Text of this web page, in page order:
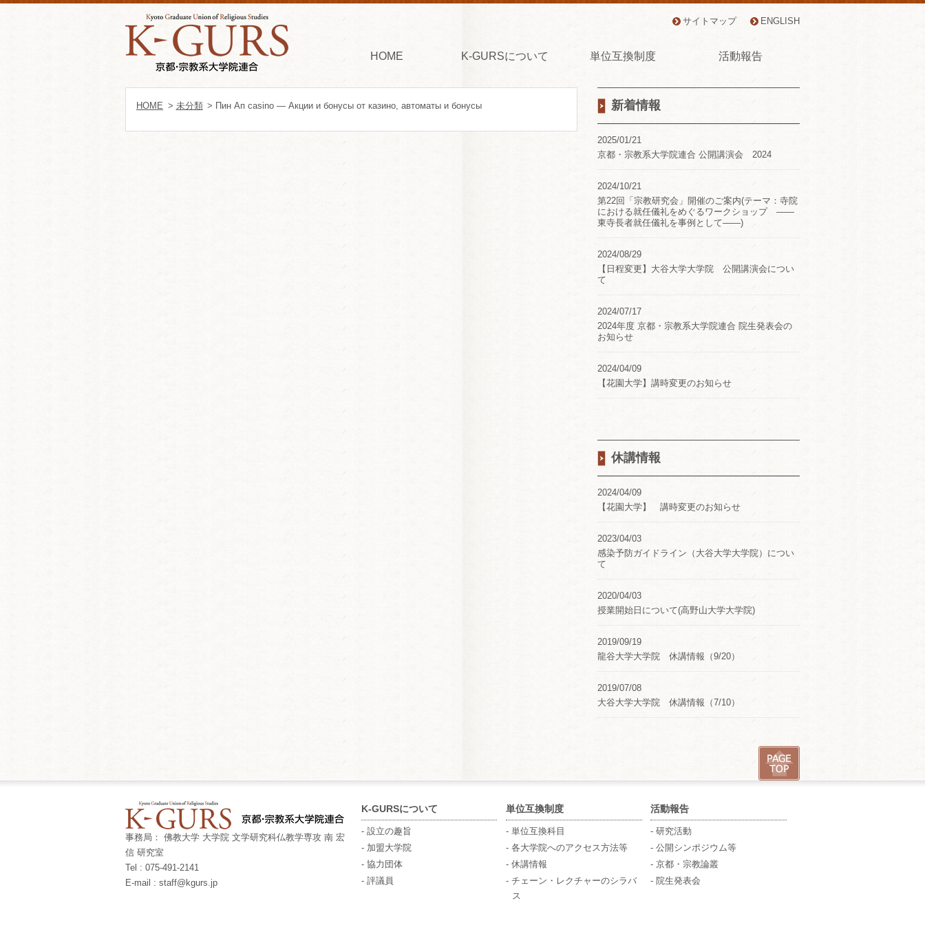
サイトマップ ENGLISH
HOME K-GURSについて 単位互換制度 活動報告
新着情報
2025/01/21
京都・宗教系大学院連合 公開講演会 2024
2024/10/21
第22回「宗教研究会」開催のご案内(テーマ：寺院
における就任儀礼をめぐるワークショップ ――
東寺長者就任儀礼を事例として――)
2024/08/29
【日程変更】大谷大学大学院 公開講演会につい
て
2024/07/17
2024年度 京都・宗教系大学院連合 院生発表会の
お知らせ
2024/04/09
【花園大学】講時変更のお知らせ
休講情報
2024/04/09
【花園大学】 講時変更のお知らせ
2023/04/03
感染予防ガイドライン（大谷大学大学院）につい
て
2020/04/03
授業開始日について(高野山大学大学院)
2019/09/19
龍谷大学大学院 休講情報（9/20）
2019/07/08
大谷大学大学院 休講情報（7/10）
HOME > 未分類 > Пин Ап casino — Акции и бонусы от казино, автоматы и бонусы
事務局： 佛教大学 大学院 文学研究科仏教学専攻 南 宏
信 研究室
Tel : 075-491-2141
E-mail : staff@kgurs.jp
K-GURSについて
- 設立の趣旨
- 加盟大学院
- 協力団体
- 評議員
単位互換制度
- 単位互換科目
- 各大学院へのアクセス方法等
- 休講情報
- チェーン・レクチャーのシラバ
ス
活動報告
- 研究活動
- 公開シンポジウム等
- 京都・宗教論叢
- 院生発表会